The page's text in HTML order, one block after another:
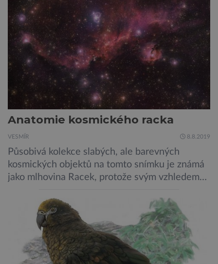
Anatomie kosmického racka
VESMÍR 8.8.2019
Působivá kolekce slabých, ale barevných
kosmických objektů na tomto snímku je známá
jako mlhovina Racek, protože svým vzhledem
prachu, vodíku, hélia a malého množství těžších
chemických prvků. Celá oblast je místem zrodu
nových hvězd. Mimořádné rozlišení tohoto
záběru pořízeného pomocí přehlídkového
teleskopu ESO/VST odhaluje detaily